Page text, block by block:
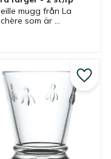
mugg från La
som är
som en stor
Lägg